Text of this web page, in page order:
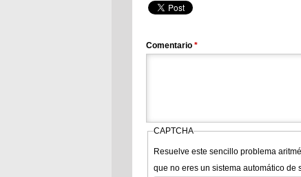
Comentario *
CAPTCHA
Resuelve este sencillo problema
que no eres un sistema automático de